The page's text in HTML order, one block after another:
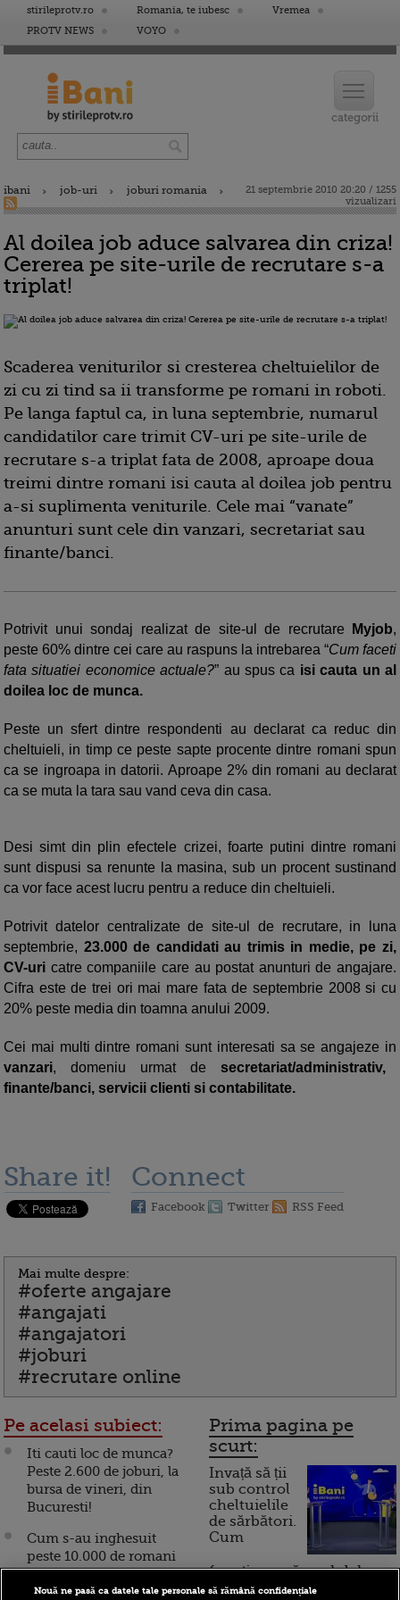
stirileprotv.ro Romania, te iubesc
Vremea
PROTV NEWS
VOYO
ibani job-uri joburi romania
21 septembrie 2010 20:20 / 1255
vizualizari
Al doilea job aduce salvarea din criza!
Cererea pe site-urile de recrutare s-a
triplat!
Scaderea veniturilor si cresterea cheltuielilor de
zi cu zi tind sa ii transforme pe romani in roboti.
Pe langa faptul ca, in luna septembrie, numarul
candidatilor care trimit CV-uri pe site-urile de
recrutare s-a triplat fata de 2008, aproape doua
treimi dintre romani isi cauta al doilea job pentru
a-si suplimenta veniturile. Cele mai “vanate”
anunturi sunt cele din vanzari, secretariat sau
finante/banci.
Potrivit unui sondaj realizat de site-ul de recrutare Myjob,
peste 60% dintre cei care au raspuns la intrebarea “Cum faceti
fata situatiei economice actuale?” au spus ca isi cauta un al
doilea loc de munca.
Peste un sfert dintre respondenti au declarat ca reduc din
cheltuieli, in timp ce peste sapte procente dintre romani spun
ca se ingroapa in datorii. Aproape 2% din romani au declarat
ca se muta la tara sau vand ceva din casa.
Desi simt din plin efectele crizei, foarte putini dintre romani
sunt dispusi sa renunte la masina, sub un procent sustinand
ca vor face acest lucru pentru a reduce din cheltuieli.
Potrivit datelor centralizate de site-ul de recrutare, in luna
septembrie, 23.000 de candidati au trimis in medie, pe zi,
CV-uri catre companiile care au postat anunturi de angajare.
Cifra este de trei ori mai mare fata de septembrie 2008 si cu
20% peste media din toamna anului 2009.
Cei mai multi dintre romani sunt interesati sa se angajeze in
vanzari, domeniu urmat de secretariat/administrativ,
finante/banci, servicii clienti si contabilitate.
Share it! Connect
Facebook Twitter RSS Feed
Mai multe despre:
#oferte angajare
#angajati
#angajatori
#joburi
#recrutare online
Pe acelasi subiect:
Iti cauti loc de munca?
Peste 2.600 de joburi, la
bursa de vineri, din
Bucuresti!
Cum s-au inghesuit
peste 10.000 de romani
pe 300 de joburi. Cine
face angajari in
Prima pagina pe
scurt:
Invață să ții
sub control
cheltuielile
de sărbători.
Cum
funcționează cardul de
cumpărături
Nouă ne pasă ca datele tale personale să rămână confidențiale